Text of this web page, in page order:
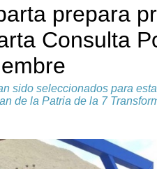
prepara
Consulta
sido seleccionados para
de la Patria de la 7